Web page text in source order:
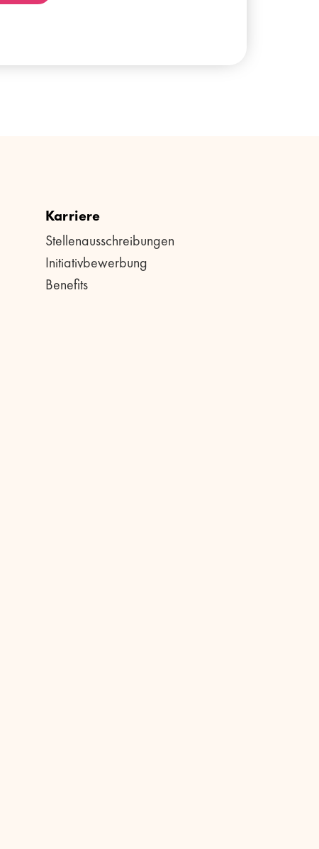
Karriere
Stellenausschreibungen
Initiativbewerbung
Benefits